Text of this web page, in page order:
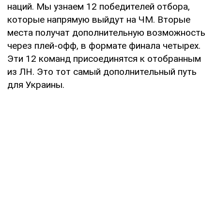
наций. Мы узнаем 12 победителей отбора,
которые напрямую выйдут на ЧМ. Вторые
места получат дополнительную возможность
через плей-офф, в формате финала четырех.
Эти 12 команд присоединятся к отобранным
из ЛН. Это тот самый дополнительный путь
для Украины.